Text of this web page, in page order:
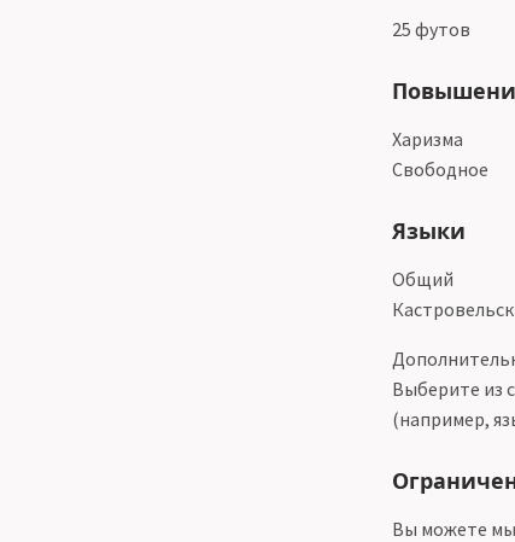
25 футов
Харизма
Свободное
Языки
Общий
Выберите из
(например,
Вы можете